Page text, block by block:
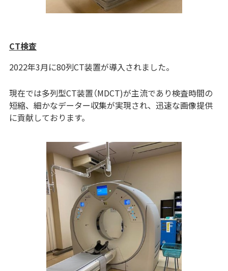
CT検査
2022年3月に80列CT装置が導入されました。
現在では多列型CT装置（MDCT)が主流であり検査時間の
短縮、細かなデーター収集が実現され、迅速な画像提供
に貢献しております。